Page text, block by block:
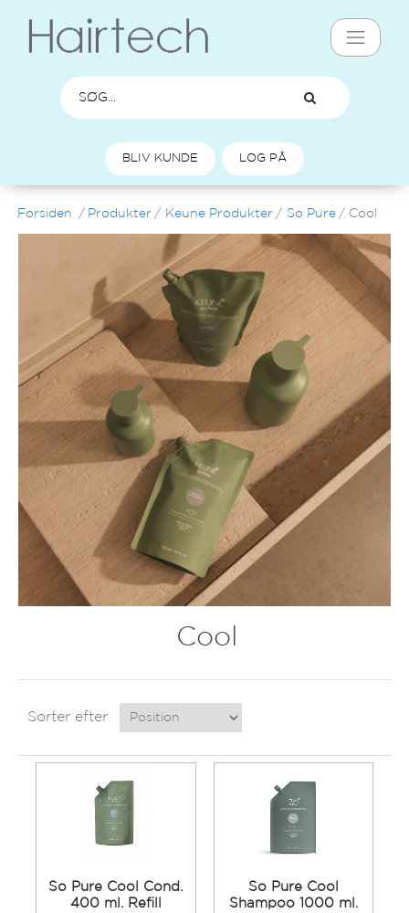
BLIV KUNDE LOG PÅ
Forsiden / Produkter / Keune Produkter / So Pure / Cool
Cool
Sorter efter
So Pure Cool Cond.
400 ml. Refill
So Pure Cool
Shampoo 1000 ml.